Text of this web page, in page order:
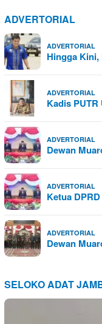
ADVERTORIAL
ADVERTORIAL
Hingga
ADVERTORIAL
Kadis
ADVERTORIAL
Dewan
ADVERTORIAL
Ketua
ADVERTORIAL
Dewan
SELOKO ADAT